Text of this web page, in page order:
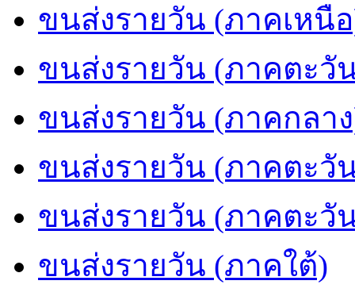
ขนส่งรายวัน (ภาคเหนื
ขนส่งรายวัน (ภาคตะวั
ขนส่งรายวัน (ภาคกลา
ขนส่งรายวัน (ภาคตะวั
ขนส่งรายวัน (ภาคตะวั
ขนส่งรายวัน (ภาคใต้)